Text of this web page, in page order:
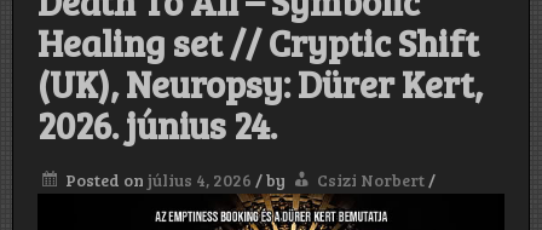
Healing set // Cryptic Shift
(UK), Neuropsy: Dürer Kert,
2026. június 24.
Posted on július 4, 2026 /by Csizi Norbert/